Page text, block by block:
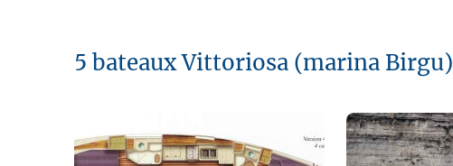
5 bateaux Vittoriosa (marina Birgu)